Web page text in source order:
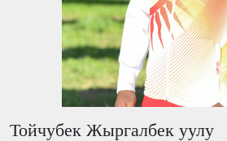
Тойчубек Жыргалбек уулу